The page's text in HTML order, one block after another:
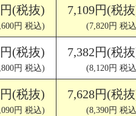
(税抜)
円 税込)
7,109円(税
(7,820円 税
(税抜)
円 税込)
7,382円(税
(8,120円 税
(税抜)
円 税込)
7,628円(税
(8,390円 税